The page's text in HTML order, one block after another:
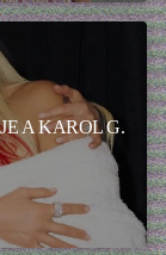
A KAROL G.